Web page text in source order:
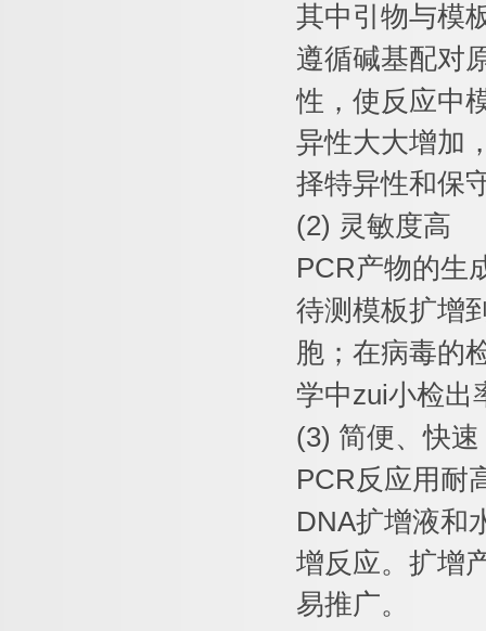
其中引物与模
遵循碱基配对
性，使反应中
异性大大增加
择特异性和保
(2) 灵敏度高
PCR产物的生
待测模板扩增
胞；在病毒的
学中zui小检出
(3) 简便、快速
PCR反应用耐
DNA扩增液和
增反应。扩增
易推广。